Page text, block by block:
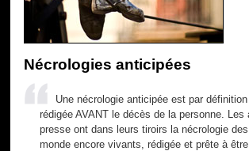
Nécrologies anticipées
Une nécrologie anticipée est par
rédigée AVANT le décès de la personne. Les
presse ont dans leurs tiroirs la nécrologie
monde encore vivants, rédigée et prête à être